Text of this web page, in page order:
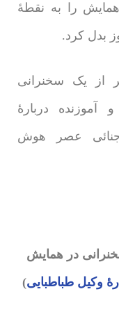
را به نقطۀ
بدل کرد.
از یک سخنرانی
دربارۀ
عصر هوش
در همایش
وکیل طباطبایی)